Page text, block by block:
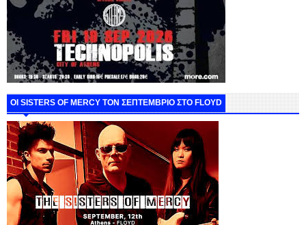
ΟΙ SISTERS OF MERCY ΤΟΝ ΣΕΠΤΕΜΒΡΙΟ ΣΤΟ FLOYD